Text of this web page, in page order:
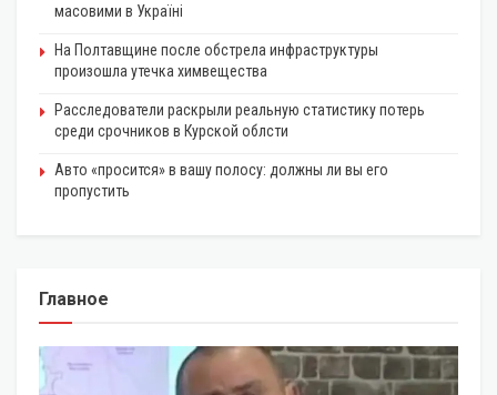
масовими в Україні
На Полтавщине после обстрела инфраструктуры
произошла утечка химвещества
Расследователи раскрыли реальную статистику потерь
среди срочников в Курской облсти
Авто «просится» в вашу полосу: должны ли вы его
пропустить
Главное